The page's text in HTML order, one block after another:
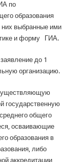
по
образования
них выбранные ими
и форму ГИА.
до 1
организацию.
государственную
общего
осваивающие
образования в
либо
аккредитации